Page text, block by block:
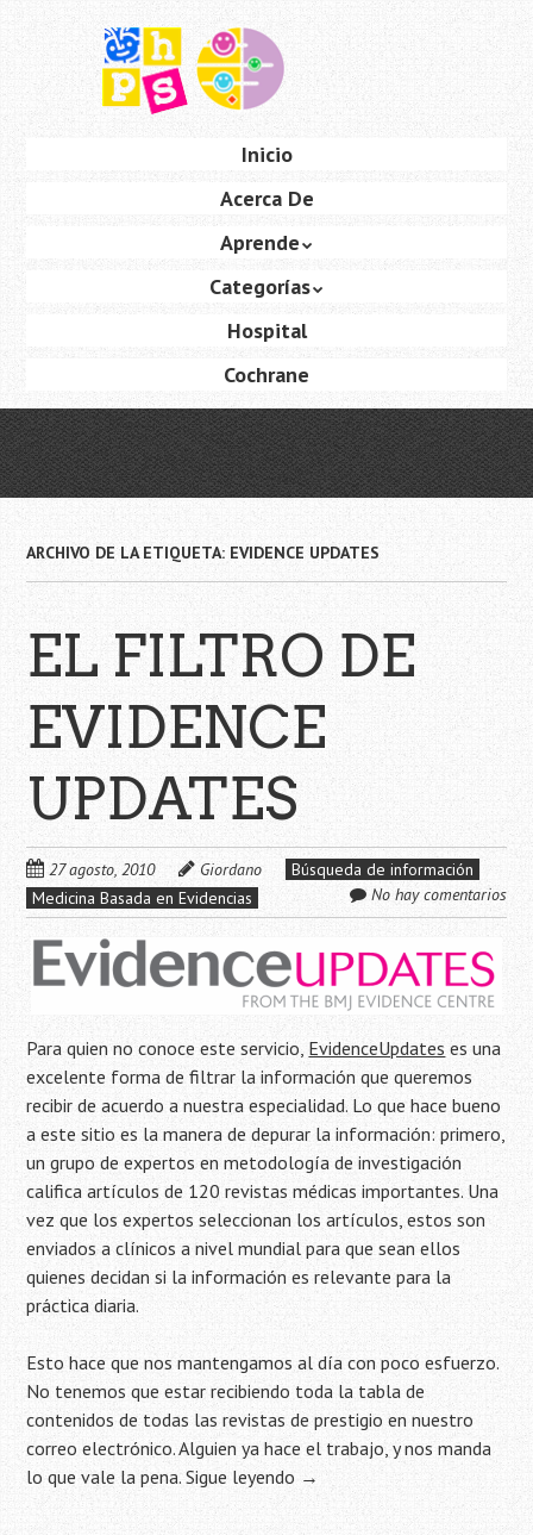
principal
Inicio
Acerca De
Aprende
Categorías
Hospital
Cochrane
ARCHIVO DE LA ETIQUETA: EVIDENCE UPDATES
EL FILTRO DE
EVIDENCE
UPDATES
27 agosto, 2010 Giordano
Búsqueda de información
Medicina Basada en Evidencias
No hay comentarios
Para quien no conoce este servicio, EvidenceUpdates es una
excelente forma de filtrar la información que queremos
recibir de acuerdo a nuestra especialidad. Lo que hace bueno
a este sitio es la manera de depurar la información: primero,
un grupo de expertos en metodología de investigación
califica artículos de 120 revistas médicas importantes. Una
vez que los expertos seleccionan los artículos, estos son
enviados a clínicos a nivel mundial para que sean ellos
quienes decidan si la información es relevante para la
práctica diaria.
Esto hace que nos mantengamos al día con poco esfuerzo.
No tenemos que estar recibiendo toda la tabla de
contenidos de todas las revistas de prestigio en nuestro
correo electrónico. Alguien ya hace el trabajo, y nos manda
lo que vale la pena.Sigue leyendo →